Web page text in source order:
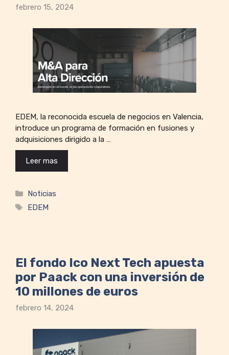
febrero 15, 2024
EDEM, la reconocida escuela de negocios en Valencia,
introduce un programa de formación en fusiones y
adquisiciones dirigido a la …
Leer mas
Categorías
Noticias
Etiquetas
EDEM
El fondo Ico Next Tech apuesta
por Paack con una inversión de
10 millones de euros
febrero 14, 2024